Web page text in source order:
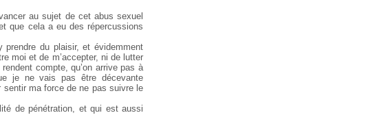
au sujet de cet abus sexuel
que cela a eu des répercussions
du plaisir, et évidemment
moi et de m’accepter, ni de lutter
compte, qu’on arrive pas à
je ne vais pas être décevante
sentir ma force de ne pas suivre le
de pénétration, et qui est aussi